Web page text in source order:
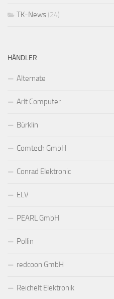
TK-News (24)
HÄNDLER
Alternate
Arlt Computer
Bürklin
Comtech GmbH
Conrad Elektronic
ELV
PEARL GmbH
Pollin
redcoon GmbH
Reichelt Elektronik